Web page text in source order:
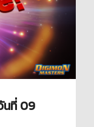
นที่ 09